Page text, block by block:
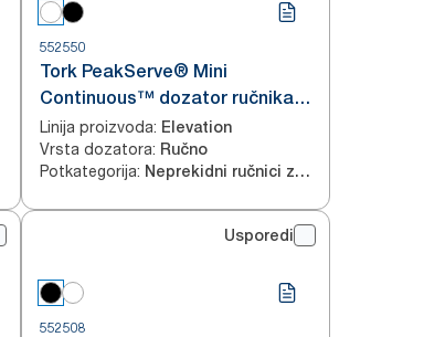
552550
Tork PeakServe® Mini
Continuous™ dozator ručnika
za ruke, bijeli
Linija proizvoda: Elevation
Vrsta dozatora: Ručno
Potkategorija: Neprekidni ručnici za ruke
Usporedi
552508